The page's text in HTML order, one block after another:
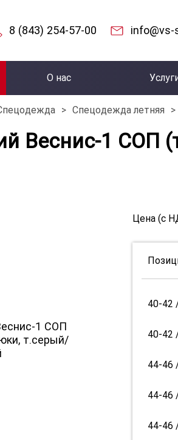
8 (843) 254-57-00 info@vs-
О нас
> Спецодежда летняя >
Веснис-1 СОП
Цена (с
40-42
40-42
44-46
44-46
44-46